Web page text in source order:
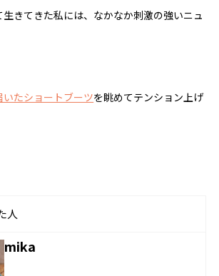
きてきた私には、なかなか刺激の強いニュ
いたショートブーツを眺めてテンション上げ
人
mika